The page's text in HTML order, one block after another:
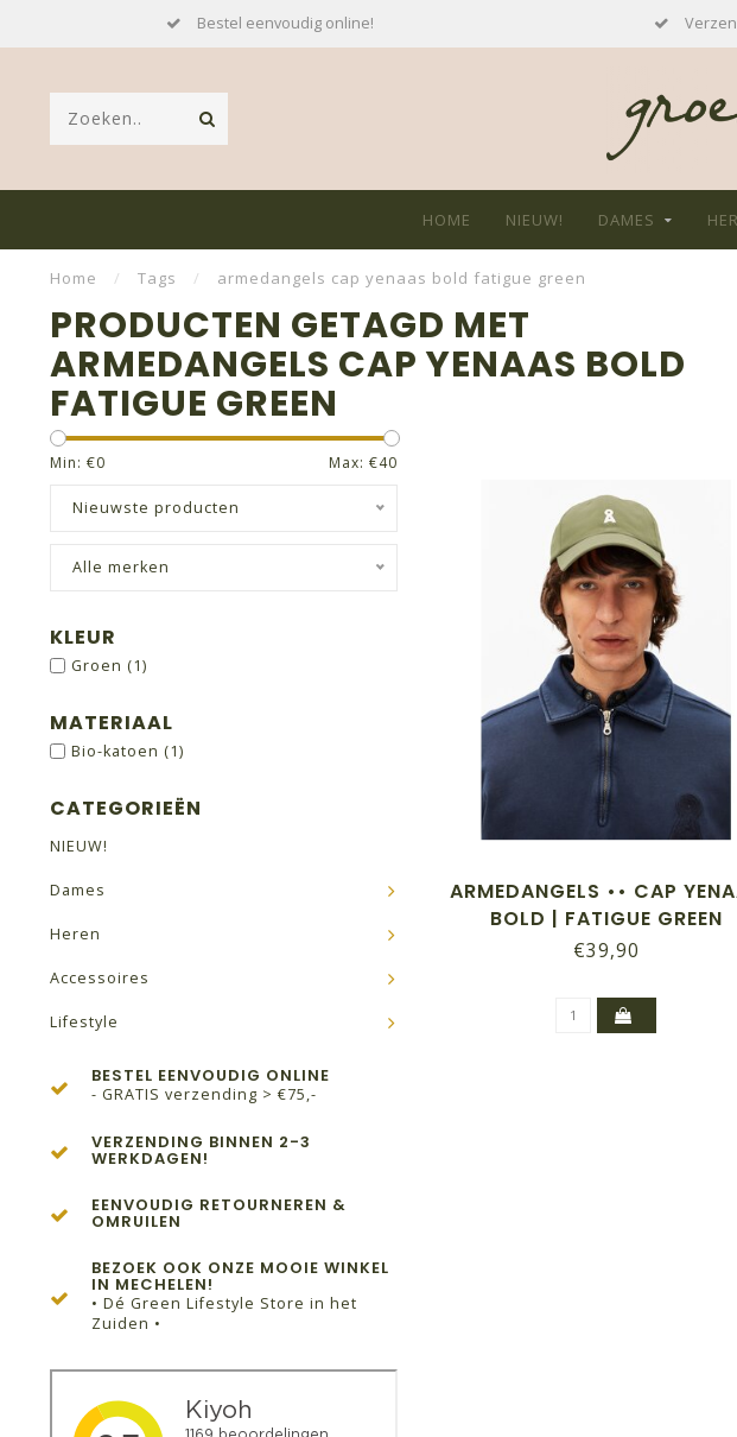
Bestel eenvoudig online!
HOME NIEUW! DAMES
Home / Tags / armedangels cap yenaas bold fatigue green
PRODUCTEN GETAGD MET
ARMEDANGELS CAP YENAAS BOLD
FATIGUE GREEN
Min: €0 Max: €40
Nieuwste producten
Alle merken
KLEUR
Groen (1)
MATERIAAL
Bio-katoen (1)
CATEGORIEËN
NIEUW!
Dames
Heren
Accessoires
Lifestyle
BESTEL EENVOUDIG ONLINE
- GRATIS verzending > €75,-
VERZENDING BINNEN 2-3
WERKDAGEN!
EENVOUDIG RETOURNEREN &
OMRUILEN
BEZOEK OOK ONZE MOOIE WINKEL
IN MECHELEN!
• Dé Green Lifestyle Store in het
Zuiden •
ARMEDANGELS •• CAP
BOLD | FATIGUE GREEN
€39,90